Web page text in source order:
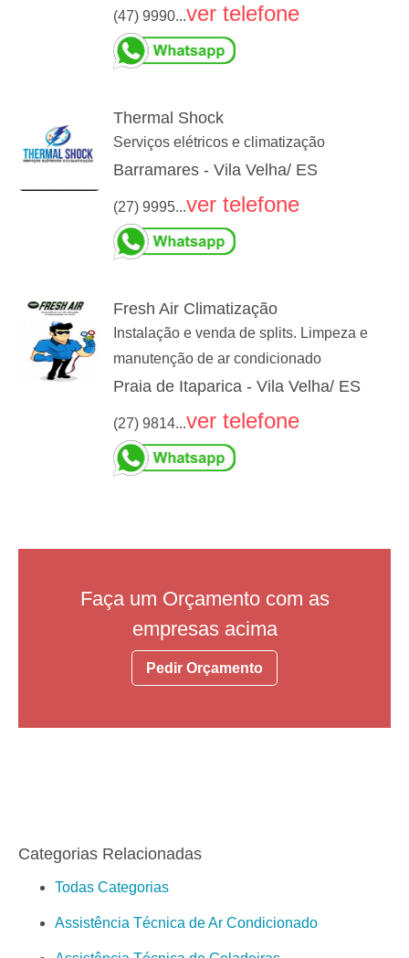
(47) 9990...ver telefone
Thermal Shock
Serviços elétricos e climatização
Barramares - Vila Velha/ ES
(27) 9995...ver telefone
Fresh Air Climatização
Instalação e venda de splits. Limpeza e
manutenção de ar condicionado
Praia de Itaparica - Vila Velha/ ES
(27) 9814...ver telefone
Faça um Orçamento com as
empresas acima
Pedir Orçamento
Categorias Relacionadas
Todas Categorias
Assistência Técnica de Ar Condicionado